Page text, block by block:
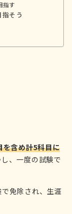
指す
そう
を含め計5科目に
、一度の試験で
免除され、生涯